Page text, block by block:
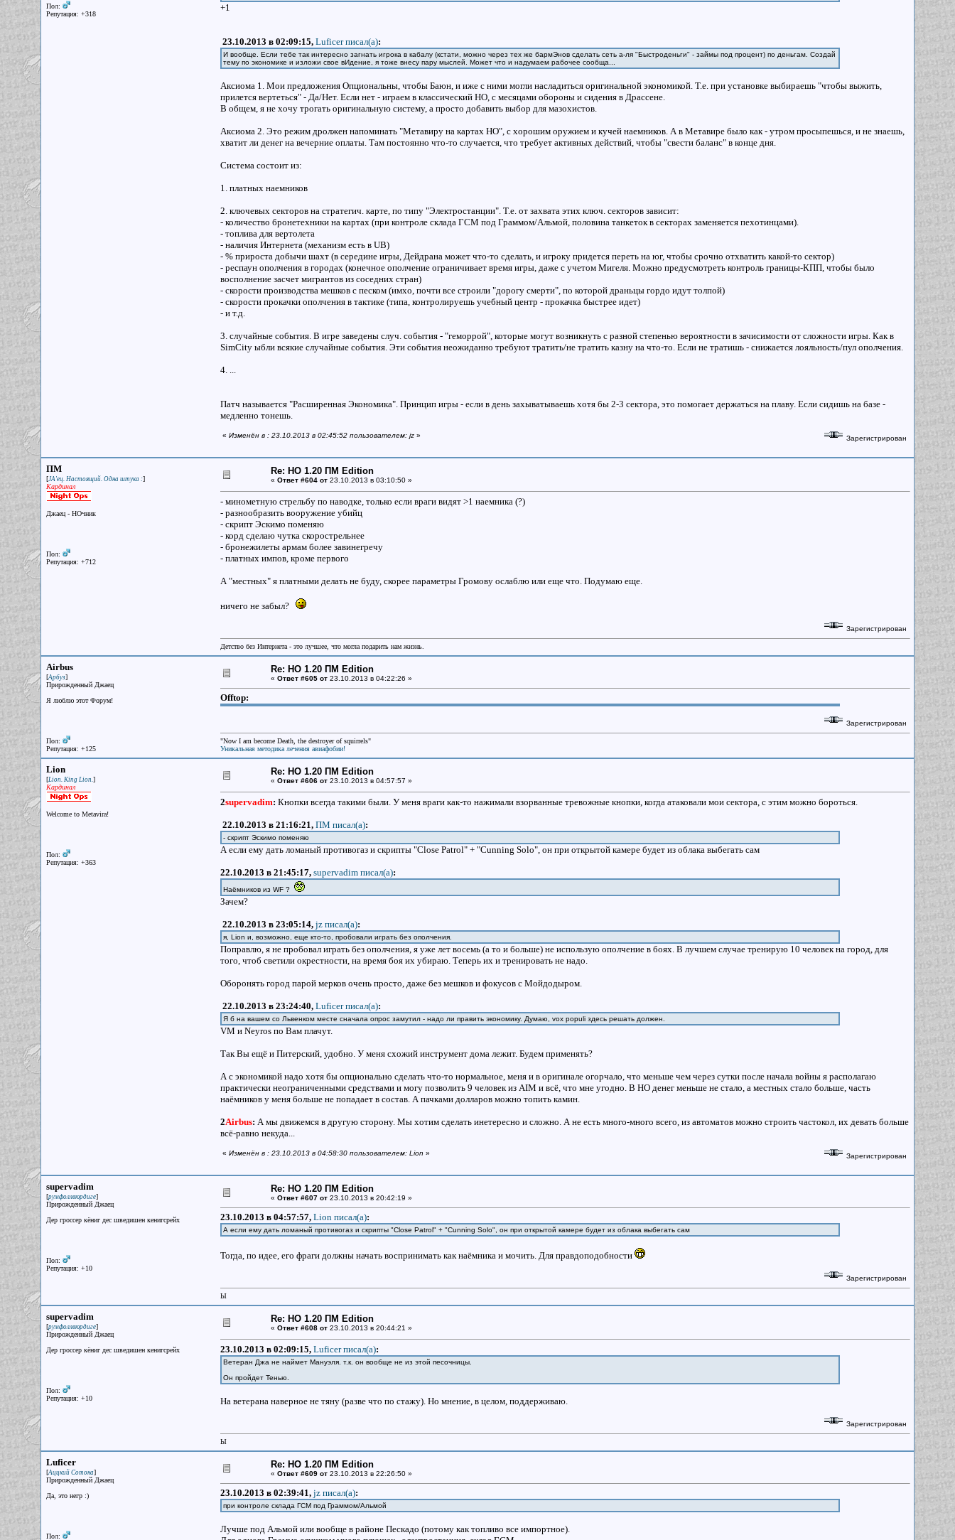
Пол:
Репутация: +318
+1
23.10.2013 в 02:09:15, Luficer писал(a):
И вообще. Если тебе так интересно загнать игрока в кабалу (кстати, можно через тех же бармЭнов сделать сеть а-ля "Быстроденьги" - займы под процент) по деньгам. Создай
тему по экономике и изложи свое вИдение, я тоже внесу пару мыслей. Может что и надумаем рабочее сообща...
Аксиома 1. Мои предложения Опциональны, чтобы Баюн, и иже с ними могли насладиться оригинальной экономикой. Т.е. при установке выбираешь "чтобы выжить,
прилется вертеться" - Да/Нет. Если нет - играем в классический НО, с месяцами обороны и сидения в Драссене.
В общем, я не хочу трогать оригинальную систему, а просто добавить выбор для мазохистов.
Аксиома 2. Это режим дролжен напоминать "Метавиру на картах НО", с хорошим оружием и кучей наемников. А в Метавире было как - утром просыпешься, и не знаешь,
хватит ли денег на вечерние оплаты. Там постоянно что-то случается, что требует активных действий, чтобы "свести баланс" в конце дня.
Система состоит из:
1. платных наемников
2. ключевых секторов на стратегич. карте, по типу "Электростанции". Т.е. от захвата этих ключ. секторов зависит:
- количество бронетехники на картах (при контроле склада ГСМ под Граммом/Альмой, половина танкеток в секторах заменяется пехотинцами).
- топлива для вертолета
- наличия Интернета (механизм есть в UB)
- % прироста добычи шахт (в середине игры, Дейдрана может что-то сделать, и игроку придется переть на юг, чтобы срочно отхватить какой-то сектор)
- респаун ополчения в городах (конечное ополчение ограничивает время игры, даже с учетом Мигеля. Можно предусмотреть контроль границы-КПП, чтобы было
восполнение засчет мигрантов из соседних стран)
- скорости производства мешков с песком (имхо, почти все строили "дорогу смерти", по которой драньцы гордо идут толпой)
- скорости прокачки ополчения в тактике (типа, контролируешь учебный центр - прокачка быстрее идет)
- и т.д.
3. случайные события. В игре заведены случ. события - "геморрой", которые могут возникнуть с разной степенью вероятности в зачисимости от сложности игры. Как в
SimCity ыбли всякие случайные события. Эти события неожиданно требуют тратить/не тратить казну на что-то. Если не тратишь - снижается лояльность/пул ополчения.
4. ...
Патч называется "Расширенная Экономика". Принцип игры - если в день захыватываешь хотя бы 2-3 сектора, это помогает держаться на плаву. Если сидишь на базе -
медленно тонешь.
« Изменён в : 23.10.2013 в 02:45:52 пользователем: jz » Зарегистрирован
ПМ
[JA'ец. Настоящий. Одна штука :]
Кардинал
Джаец - НОчник
Пол:
Репутация: +712
Re: НО 1.20 ПМ Edition
« Ответ #604 от 23.10.2013 в 03:10:50 »
- минометную стрельбу по наводке, только если враги видят >1 наемника (?)
- разнообразить вооружение убийц
- скрипт Эскимо поменяю
- корд сделаю чутка скорострельнее
- бронежилеты армам более завинегречу
- платных импов, кроме первого
А "местных" я платными делать не буду, скорее параметры Громову ослаблю или еще что. Подумаю еще.
ничего не забыл?
Зарегистрирован
Детство без Интернета - это лучшее, что могла подарить нам жизнь.
Airbus
[Арбуз]
Прирожденный Джаец
Я люблю этот Форум!
Пол:
Репутация: +125
Re: НО 1.20 ПМ Edition
« Ответ #605 от 23.10.2013 в 04:22:26 »
Offtop:
Зарегистрирован
"Now I am become Death, the destroyer of squirrels"
Уникальная методика лечения авиафобии!
Lion
[Lion. King Lion.]
Кардинал
Welcome to Metavira!
Пол:
Репутация: +363
Re: НО 1.20 ПМ Edition
« Ответ #606 от 23.10.2013 в 04:57:57 »
2supervadim: Кнопки всегда такими были. У меня враги как-то нажимали взорванные тревожные кнопки, когда атаковали мои сектора, с этим можно бороться.
22.10.2013 в 21:16:21, ПМ писал(a):
- скрипт Эскимо поменяю
А если ему дать ломаный противогаз и скрипты "Close Patrol" + "Cunning Solo", он при открытой камере будет из облака выбегать сам
22.10.2013 в 21:45:17, supervadim писал(a):
Наёмников из WF ?
Зачем?
22.10.2013 в 23:05:14, jz писал(a):
я, Lion и, возможно, еще кто-то, пробовали играть без ополчения.
Поправлю, я не пробовал играть без ополчения, я уже лет восемь (а то и больше) не использую ополчение в боях. В лучшем случае тренирую 10 человек на город, для
того, чтоб светили окрестности, на время боя их убираю. Теперь их и тренировать не надо.
Оборонять город парой мерков очень просто, даже без мешков и фокусов с Мойдодыром.
22.10.2013 в 23:24:40, Luficer писал(a):
Я б на вашем со Львенком месте сначала опрос замутил - надо ли править экономику. Думаю, vox populi здесь решать должен.
VM и Neyros по Вам плачут.
Так Вы ещё и Питерский, удобно. У меня схожий инструмент дома лежит. Будем применять?
А с экономикой надо хотя бы опционально сделать что-то нормальное, меня и в оригинале огорчало, что меньше чем через сутки после начала войны я располагаю
практически неограниченными средствами и могу позволить 9 человек из AIM и всё, что мне угодно. В НО денег меньше не стало, а местных стало больше, часть
наёмников у меня больше не попадает в состав. А пачками долларов можно топить камин.
2Airbus: А мы движемся в другую сторону. Мы хотим сделать инетересно и сложно. А не есть много-много всего, из автоматов можно строить частокол, их девать больше
всё-равно некуда...
« Изменён в : 23.10.2013 в 04:58:30 пользователем: Lion » Зарегистрирован
supervadim
[румфоллвюрдиге]
Прирожденный Джаец
Дер гроссер кёниг дес шведишен кенигсрейх
Пол:
Репутация: +10
Re: НО 1.20 ПМ Edition
« Ответ #607 от 23.10.2013 в 20:42:19 »
23.10.2013 в 04:57:57, Lion писал(a):
А если ему дать ломаный противогаз и скрипты "Close Patrol" + "Cunning Solo", он при открытой камере будет из облака выбегать сам
Тогда, по идее, его фраги должны начать воспринимать как наёмника и мочить. Для правдоподобности
Зарегистрирован
Ы
supervadim
[румфоллвюрдиге]
Прирожденный Джаец
Дер гроссер кёниг дес шведишен кенигсрейх
Пол:
Репутация: +10
Re: НО 1.20 ПМ Edition
« Ответ #608 от 23.10.2013 в 20:44:21 »
23.10.2013 в 02:09:15, Luficer писал(a):
Ветеран Джа не наймет Мануэля. т.к. он вообще не из этой песочницы.
Он пройдет Тенью.
На ветерана наверное не тяну (разве что по стажу). Но мнение, в целом, поддерживаю.
Зарегистрирован
Ы
Luficer
[Аццкий Сотона]
Прирожденный Джаец
Да, это негр :)
Пол:
Re: НО 1.20 ПМ Edition
« Ответ #609 от 23.10.2013 в 22:26:50 »
23.10.2013 в 02:39:41, jz писал(a):
при контроле склада ГСМ под Граммом/Альмой
Лучше под Альмой или вообще в районе Пескадо (потому как топливо все импортное).